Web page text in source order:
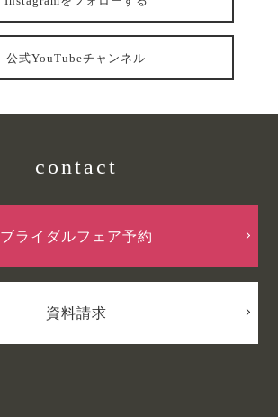
公式YouTubeチャンネル
contact
ブライダルフェア予約
資料請求